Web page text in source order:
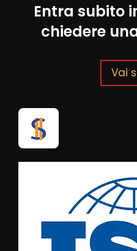
Entra subito
chiedere
Vai